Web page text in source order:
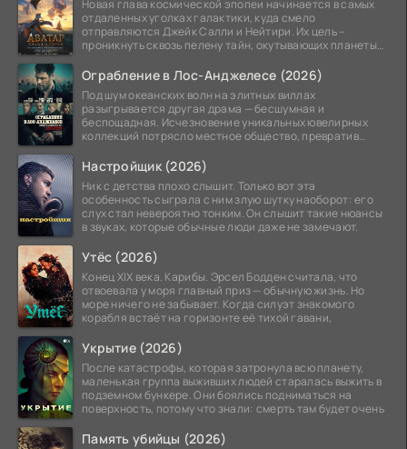
Новая глава космической эпопеи начинается в самых
отдаленных уголках галактики, куда смело
отправляются Джейк Салли и Нейтири. Их цель –
проникнуть сквозь пелену тайн, окутывающих планеты
Ограбление в Лос-Анджелесе (2026)
Под шум океанских волн на элитных виллах
разыгрывается другая драма — бесшумная и
беспощадная. Исчезновение уникальных ювелирных
коллекций потрясло местное общество, превратив
Настройщик (2026)
Ник с детства плохо слышит. Только вот эта
особенность сыграла с ним злую шутку наоборот: его
слух стал невероятно тонким. Он слышит такие нюансы
в звуках, которые обычные люди даже не замечают.
Утёс (2026)
Конец XIX века. Карибы. Эрсел Бодден считала, что
отвоевала у моря главный приз — обычную жизнь. Но
море ничего не забывает. Когда силуэт знакомого
корабля встаёт на горизонте её тихой гавани,
Укрытие (2026)
После катастрофы, которая затронула всю планету,
маленькая группа выживших людей старалась выжить в
подземном бункере. Они боялись подниматься на
поверхность, потому что знали: смерть там будет очень
Память убийцы (2026)